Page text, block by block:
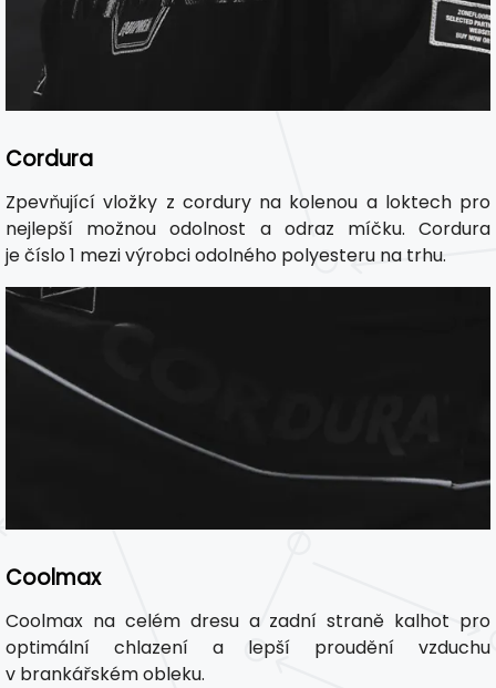
Cordura
Zpevňující vložky z cordury na kolenou a loktech pro
nejlepší možnou odolnost a odraz míčku. Cordura
je číslo 1 mezi výrobci odolného polyesteru na trhu.
Coolmax
Coolmax na celém dresu a zadní straně kalhot pro
optimální chlazení a lepší proudění vzduchu
v brankářském obleku.